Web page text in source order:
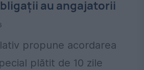
au angajatorii
propune acordarea
plătit de 10 zile